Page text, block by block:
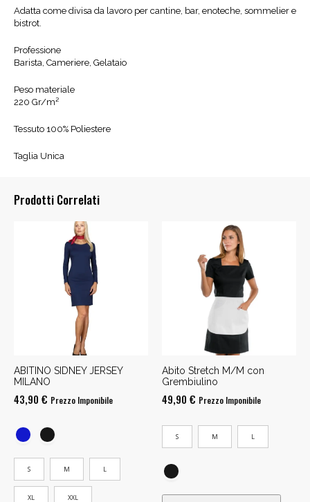
Adatta come divisa da lavoro per cantine, bar, enoteche, sommelier e
bistrot.
Professione
Barista, Cameriere, Gelataio
Peso materiale
220 Gr/m²
Tessuto 100% Poliestere
Taglia Unica
Prodotti Correlati
ABITINO SIDNEY JERSEY
MILANO
43,90 € Prezzo Imponibile
S M L
XL XXL
Abito Stretch M/M con
Grembiulino
49,90 € Prezzo Imponibile
S M L